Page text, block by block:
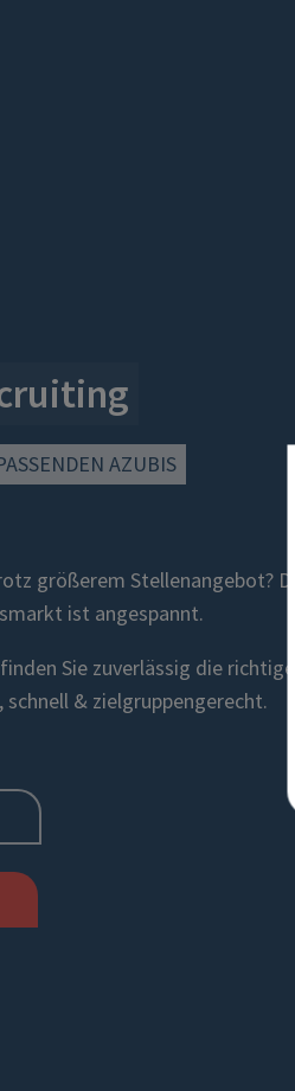
AZUBIS
größerem Stellenangebot? Die
ist angespannt.
finden Sie zuverlässig die richtigen
& zielgruppengerecht.